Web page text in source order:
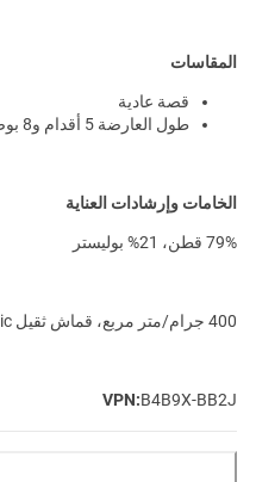
المقاسات
قصة عادية
طول العارضة 5 أقدام و8 بوصة / 177 سم وترتدي مقاس XS
الخامات وإرشادات العناية
79% قطن، 21% بوليستر
400 جرام/متر مربع، قماش ثقيل fabric
VPN:B4B9X-BB2J